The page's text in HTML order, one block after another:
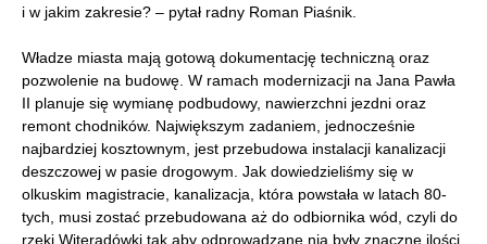
i w jakim zakresie? – pytał radny Roman Piaśnik.
Władze miasta mają gotową dokumentację techniczną oraz
pozwolenie na budowę. W ramach modernizacji na Jana Pawła
II planuje się wymianę podbudowy, nawierzchni jezdni oraz
remont chodników. Największym zadaniem, jednocześnie
najbardziej kosztownym, jest przebudowa instalacji kanalizacji
deszczowej w pasie drogowym. Jak dowiedzieliśmy się w
olkuskim magistracie, kanalizacja, która powstała w latach 80-
tych, musi zostać przebudowana aż do odbiornika wód, czyli do
rzeki Witeradówki tak,aby odprowadzane nią były znaczne ilości